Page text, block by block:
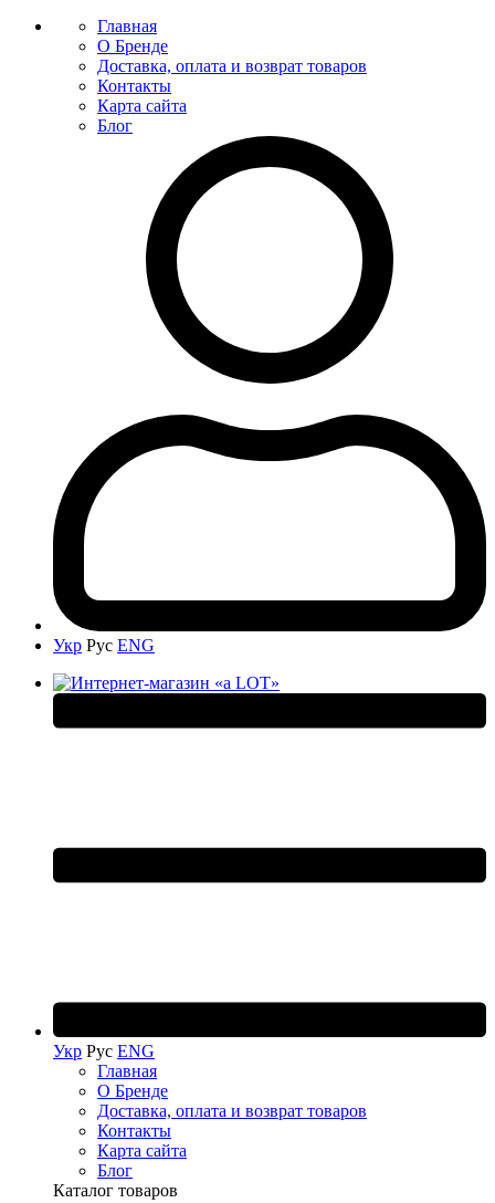
Главная
О Бренде
Доставка, оплата и возврат товаров
Контакты
Карта сайта
Блог
Укр Рус ENG
Укр Рус ENG
Главная
О Бренде
Доставка, оплата и возврат товаров
Контакты
Карта сайта
Блог
Каталог товаров